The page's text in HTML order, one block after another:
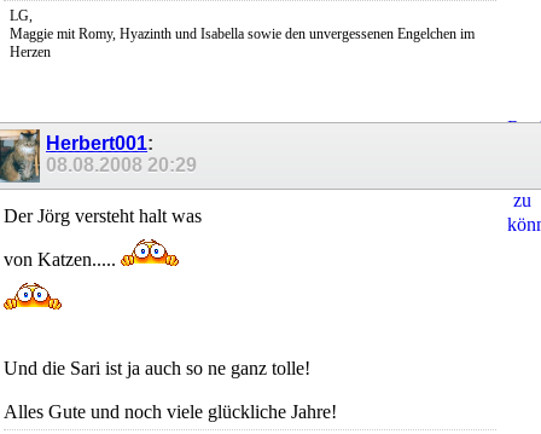
LG,
Maggie mit Romy, Hyazinth und Isabella sowie den unvergessenen Engelchen im
Herzen
zu
Herbert001:
08.08.200820:29
Der Jörg versteht halt was
von Katzen.....
Und die Sari ist ja auch so ne ganz tolle!
Alles Gute und noch viele glückliche Jahre!